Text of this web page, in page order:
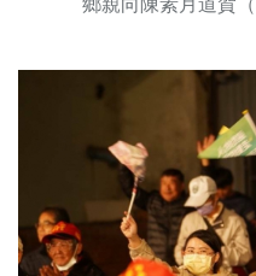
鄉親向陳素月道賀